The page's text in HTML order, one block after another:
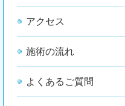
アクセス
施術の流れ
よくあるご質問